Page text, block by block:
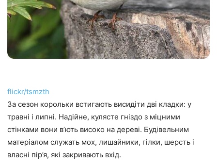
flickr/tsmzth
За сезон корольки встигають висидіти дві кладки: у
травні і липні. Надійне, кулясте гніздо з міцними
стінками вони в’ють високо на дереві. Будівельним
матеріалом служать мох, лишайники, гілки, шерсть і
власні пір’я, які закривають вхід.